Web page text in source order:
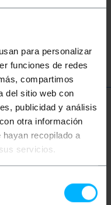
para personalizar
funciones de redes
compartimos
del sitio web con
publicidad y análisis
otra información
recopilado a
servicios.
compacto